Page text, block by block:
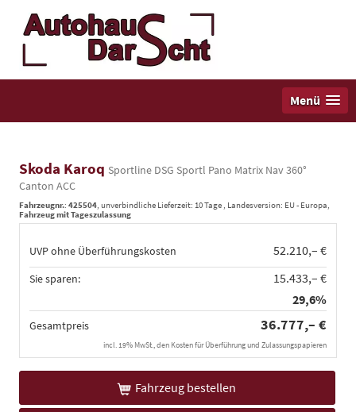
Menü
Skoda Karoq Sportline DSG Sportl Pano Matrix Nav 360°
Canton ACC
Fahrzeugnr.: 425504 , unverbindliche Lieferzeit: 10 Tage , Landesversion: EU - Europa,
Fahrzeug mit Tageszulassung
UVP ohne Überführungskosten 52.210,– €
Sie sparen:
15.433,– €
29,6%
Gesamtpreis 36.777,– €
incl. 19% MwSt., den Kosten für Überführung und Zulassungspapieren
Fahrzeug bestellen